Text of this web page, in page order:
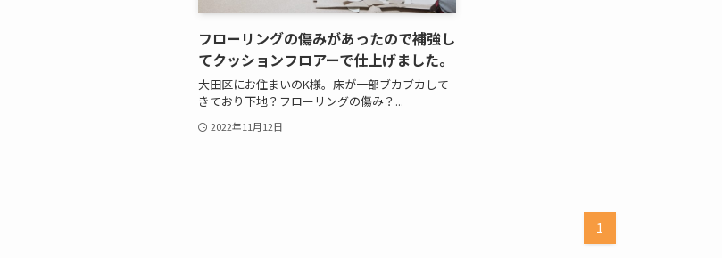
フローリングの傷みがあったので補強し
てクッションフロアーで仕上げました。
大田区にお住まいのK様。床が一部ブカブカして
きており下地？フローリングの傷み？...
2022年11月12日
1